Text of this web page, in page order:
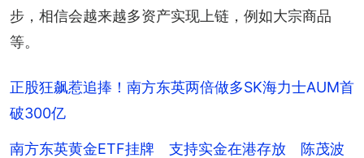
步，相信会越来越多资产实现上链，例如大宗商品
等。
正股狂飙惹追捧！南方东英两倍做多SK海力士AUM首
破300亿
南方东英黄金ETF挂牌 支持实金在港存放 陈茂波